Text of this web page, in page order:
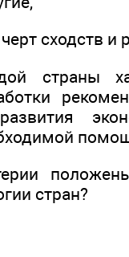
сходств и
страны
стран?